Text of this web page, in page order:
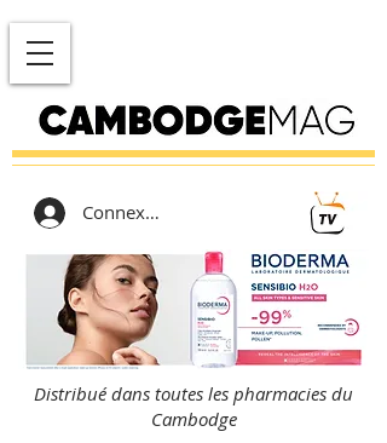
Connexion
Distribué dans toutes les pharmacies du
Cambodge